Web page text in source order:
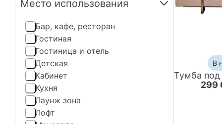
Шпон ореха
Шпон ясеня
Эмаль
Ясень
Место использования
бар, кафе, ресторан
гостиная
гостиница и отель
детская
кабинет
кухня
лаунж зона
лофт
В
299